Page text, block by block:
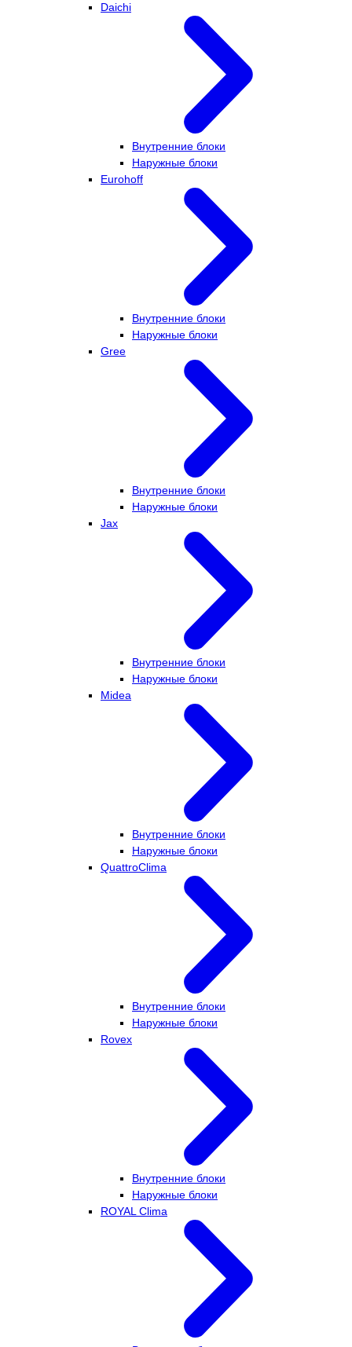
Daichi
Внутренние блоки
Наружные блоки
Eurohoff
Внутренние блоки
Наружные блоки
Gree
Внутренние блоки
Наружные блоки
Jax
Внутренние блоки
Наружные блоки
Midea
Внутренние блоки
Наружные блоки
QuattroClima
Внутренние блоки
Наружные блоки
Rovex
Внутренние блоки
Наружные блоки
ROYAL Clima